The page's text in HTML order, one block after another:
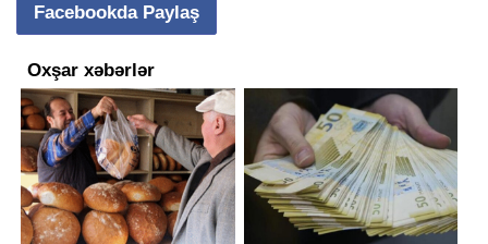
Facebookda Paylaş
Oxşar xəbərlər